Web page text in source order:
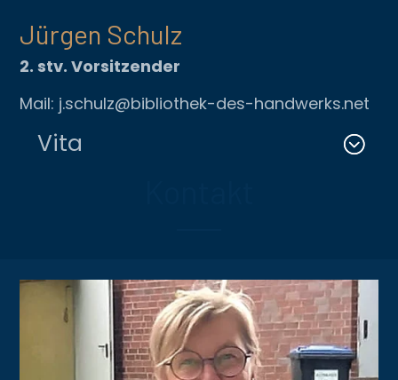
Jürgen Schulz
2. stv. Vorsitzender
Mail: j.schulz@bibliothek-des-handwerks.net
Vita